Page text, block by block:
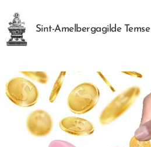
Sint-Amelbergagilde Temse